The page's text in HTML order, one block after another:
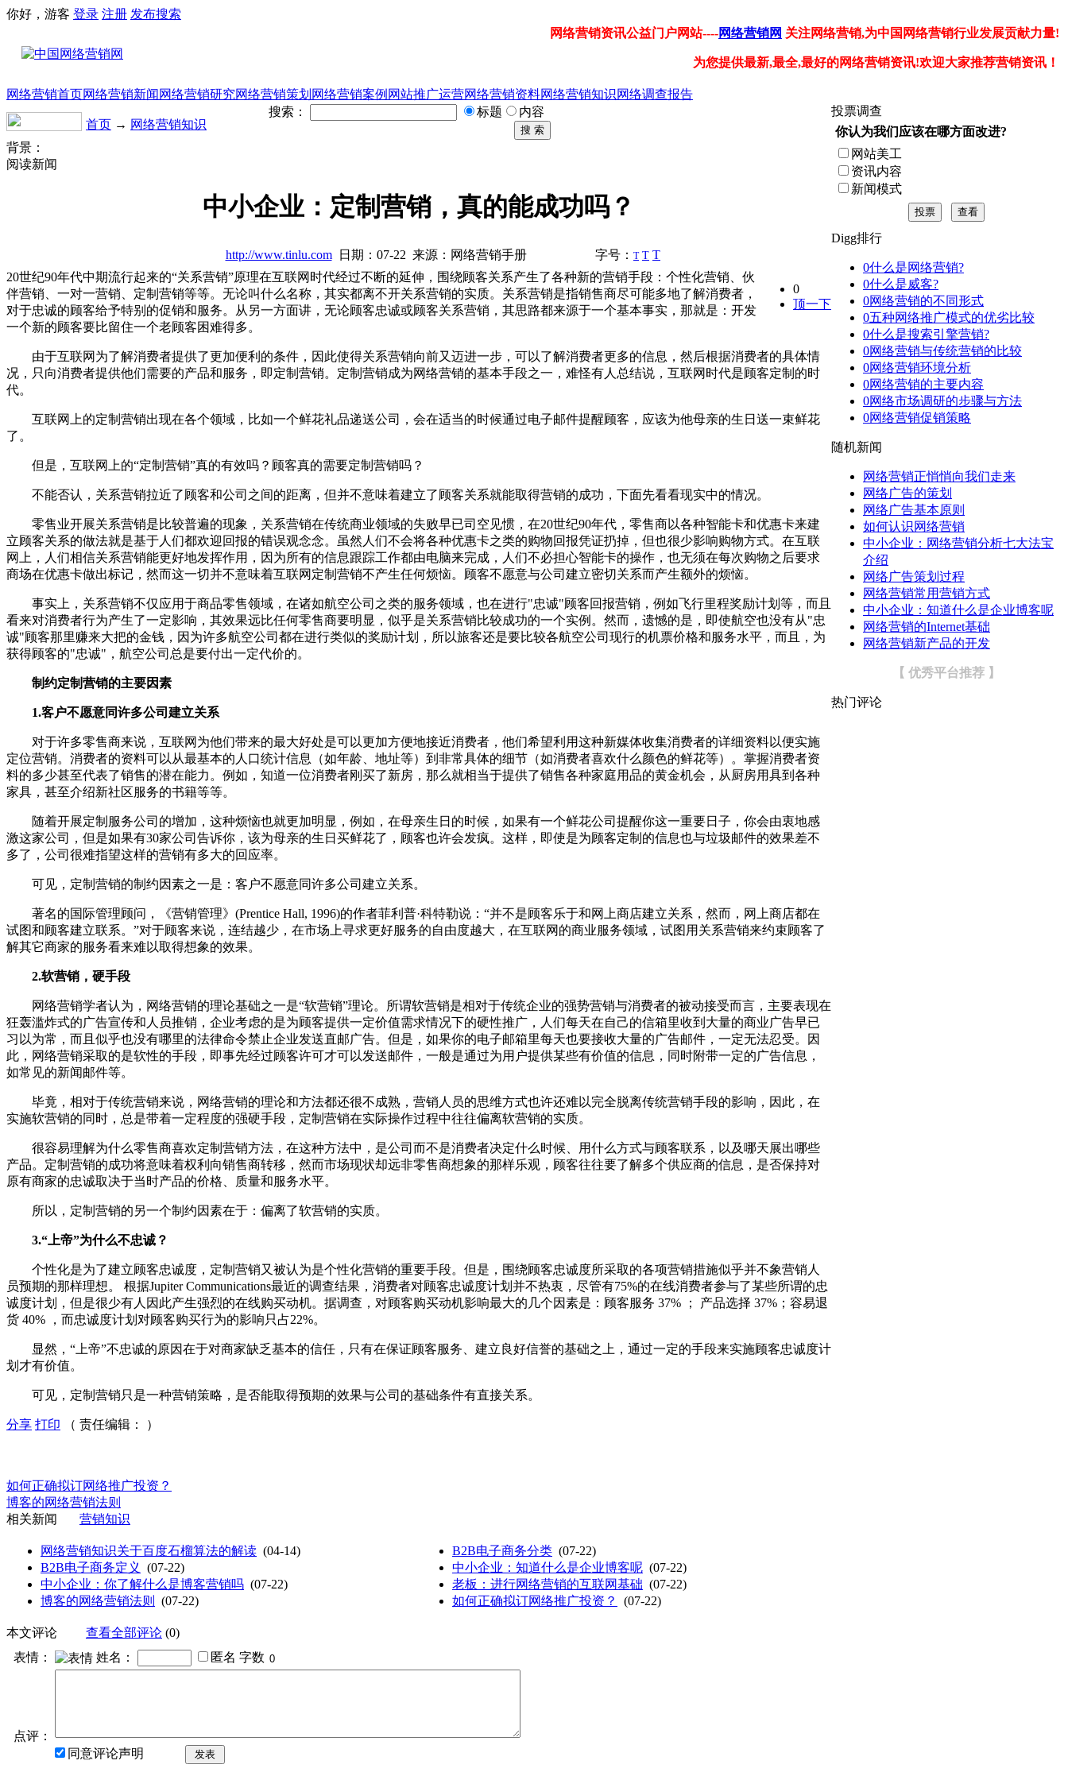
你好，游客 登录 注册 发布搜索
网络营销资讯公益门户网站----网络营销网 关注网络营销,为中国网络营销行业发展贡献力量!
为您提供最新,最全,最好的网络营销资讯!欢迎大家推荐营销资讯！
网络营销首页网络营销新闻 网络营销研究网络营销策划 网络营销案例 网站推广运营网络营销资料网络营销知识网络调查报告
首页 → 网络营销知识
搜索： 标题 内容
搜 索
背景：
阅读新闻
中小企业：定制营销，真的能成功吗？
http://www.tinlu.com日期：07-22 来源：网络营销手册 字号： T T T
0
顶一下
20世纪90年代中期流行起来的“关系营销”原理在互联网时代经过不断的延伸，围绕顾客关系产生了各种新的营销手段：个性化营销、伙
伴营销、一对一营销、定制营销等等。无论叫什么名称，其实都离不开关系营销的实质。关系营销是指销售商尽可能多地了解消费者，
对于忠诚的顾客给予特别的促销和服务。从另一方面讲，无论顾客忠诚或顾客关系营销，其思路都来源于一个基本事实，那就是：开发
一个新的顾客要比留住一个老顾客困难得多。
由于互联网为了解消费者提供了更加便利的条件，因此使得关系营销向前又迈进一步，可以了解消费者更多的信息，然后根据消费者的具体情
况，只向消费者提供他们需要的产品和服务，即定制营销。定制营销成为网络营销的基本手段之一，难怪有人总结说，互联网时代是顾客定制的时
代。
互联网上的定制营销出现在各个领域，比如一个鲜花礼品递送公司，会在适当的时候通过电子邮件提醒顾客，应该为他母亲的生日送一束鲜花
了。
但是，互联网上的“定制营销”真的有效吗？顾客真的需要定制营销吗？
不能否认，关系营销拉近了顾客和公司之间的距离，但并不意味着建立了顾客关系就能取得营销的成功，下面先看看现实中的情况。
零售业开展关系营销是比较普遍的现象，关系营销在传统商业领域的失败早已司空见惯，在20世纪90年代，零售商以各种智能卡和优惠卡来建
立顾客关系的做法就是基于人们都欢迎回报的错误观念念。虽然人们不会将各种优惠卡之类的购物回报凭证扔掉，但也很少影响购物方式。在互联
网上，人们相信关系营销能更好地发挥作用，因为所有的信息跟踪工作都由电脑来完成，人们不必担心智能卡的操作，也无须在每次购物之后要求
商场在优惠卡做出标记，然而这一切并不意味着互联网定制营销不产生任何烦恼。顾客不愿意与公司建立密切关系而产生额外的烦恼。
事实上，关系营销不仅应用于商品零售领域，在诸如航空公司之类的服务领域，也在进行"忠诚"顾客回报营销，例如飞行里程奖励计划等，而且
看来对消费者行为产生了一定影响，其效果远比任何零售商要明显，似乎是关系营销比较成功的一个实例。然而，遗憾的是，即使航空也没有从"忠
诚"顾客那里赚来大把的金钱，因为许多航空公司都在进行类似的奖励计划，所以旅客还是要比较各航空公司现行的机票价格和服务水平，而且，为
获得顾客的"忠诚"，航空公司总是要付出一定代价的。
制约定制营销的主要因素
1.客户不愿意同许多公司建立关系
对于许多零售商来说，互联网为他们带来的最大好处是可以更加方便地接近消费者，他们希望利用这种新媒体收集消费者的详细资料以便实施
定位营销。消费者的资料可以从最基本的人口统计信息（如年龄、地址等）到非常具体的细节（如消费者喜欢什么颜色的鲜花等）。掌握消费者资
料的多少甚至代表了销售的潜在能力。例如，知道一位消费者刚买了新房，那么就相当于提供了销售各种家庭用品的黄金机会，从厨房用具到各种
家具，甚至介绍新社区服务的书籍等等。
随着开展定制服务公司的增加，这种烦恼也就更加明显，例如，在母亲生日的时候，如果有一个鲜花公司提醒你这一重要日子，你会由衷地感
激这家公司，但是如果有30家公司告诉你，该为母亲的生日买鲜花了，顾客也许会发疯。这样，即使是为顾客定制的信息也与垃圾邮件的效果差不
多了，公司很难指望这样的营销有多大的回应率。
可见，定制营销的制约因素之一是：客户不愿意同许多公司建立关系。
著名的国际管理顾问，《营销管理》(Prentice Hall, 1996)的作者菲利普·科特勒说：“并不是顾客乐于和网上商店建立关系，然而，网上商店都在
试图和顾客建立联系。”对于顾客来说，连结越少，在市场上寻求更好服务的自由度越大，在互联网的商业服务领域，试图用关系营销来约束顾客了
解其它商家的服务看来难以取得想象的效果。
2.软营销，硬手段
网络营销学者认为，网络营销的理论基础之一是“软营销”理论。所谓软营销是相对于传统企业的强势营销与消费者的被动接受而言，主要表现在
狂轰滥炸式的广告宣传和人员推销，企业考虑的是为顾客提供一定价值需求情况下的硬性推广，人们每天在自己的信箱里收到大量的商业广告早已
习以为常，而且似乎也没有哪里的法律命令禁止企业发送直邮广告。但是，如果你的电子邮箱里每天也要接收大量的广告邮件，一定无法忍受。因
此，网络营销采取的是软性的手段，即事先经过顾客许可才可以发送邮件，一般是通过为用户提供某些有价值的信息，同时附带一定的广告信息，
如常见的新闻邮件等。
毕竟，相对于传统营销来说，网络营销的理论和方法都还很不成熟，营销人员的思维方式也许还难以完全脱离传统营销手段的影响，因此，在
实施软营销的同时，总是带着一定程度的强硬手段，定制营销在实际操作过程中往往偏离软营销的实质。
很容易理解为什么零售商喜欢定制营销方法，在这种方法中，是公司而不是消费者决定什么时候、用什么方式与顾客联系，以及哪天展出哪些
产品。定制营销的成功将意味着权利向销售商转移，然而市场现状却远非零售商想象的那样乐观，顾客往往要了解多个供应商的信息，是否保持对
原有商家的忠诚取决于当时产品的价格、质量和服务水平。
所以，定制营销的另一个制约因素在于：偏离了软营销的实质。
3.“上帝”为什么不忠诚？
个性化是为了建立顾客忠诚度，定制营销又被认为是个性化营销的重要手段。但是，围绕顾客忠诚度所采取的各项营销措施似乎并不象营销人
员预期的那样理想。 根据Jupiter Communications最近的调查结果，消费者对顾客忠诚度计划并不热衷，尽管有75%的在线消费者参与了某些所谓的忠
诚度计划，但是很少有人因此产生强烈的在线购买动机。据调查，对顾客购买动机影响最大的几个因素是：顾客服务 37% ； 产品选择 37%；容易退
货 40% ，而忠诚度计划对顾客购买行为的影响只占22%。
显然，“上帝”不忠诚的原因在于对商家缺乏基本的信任，只有在保证顾客服务、建立良好信誉的基础之上，通过一定的手段来实施顾客忠诚度计
划才有价值。
可见，定制营销只是一种营销策略，是否能取得预期的效果与公司的基础条件有直接关系。
分享 打印 （ 责任编辑： ）
如何正确拟订网络推广投资？
博客的网络营销法则
相关新闻
营销知识
网络营销知识关于百度石榴算法的解读 (04-14)
B2B电子商务定义
(07-22)
中小企业：你了解什么是博客营销吗 (07-22)
博客的网络营销法则
(07-22)
B2B电子商务分类 (07-22)
中小企业：知道什么是企业博客呢 (07-22)
老板：进行网络营销的互联网基础 (07-22)
如何正确拟订网络推广投资？
(07-22)
本文评论 查看全部评论 (0)
表情：
姓名： 匿名 字数
点评：
同意评论声明
发表
投票调查
你认为我们应该在哪方面改进?
网站美工
资讯内容
新闻模式
投票 查看
Digg排行
0什么是网络营销?
0什么是威客?
0网络营销的不同形式
0五种网络推广模式的优劣比较
0什么是搜索引擎营销?
0网络营销与传统营销的比较
0网络营销环境分析
0网络营销的主要内容
0网络市场调研的步骤与方法
0网络营销促销策略
随机新闻
网络营销正悄悄向我们走来
网络广告的策划
网络广告基本原则
如何认识网络营销
中小企业：网络营销分析七大法宝
介绍
网络广告策划过程
网络营销常用营销方式
中小企业：知道什么是企业博客呢
网络营销的Internet基础
网络营销新产品的开发
【 优秀平台推荐 】
热门评论